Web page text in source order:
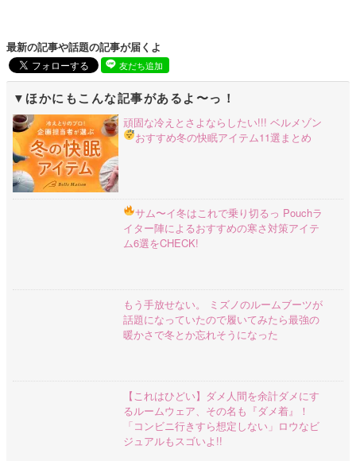
最新の記事や話題の記事が届くよ
友だち追加
ほかにもこんな記事があるよ〜っ！
頑固な冷えとさよならしたい!!! ベルメゾン
おすすめ冬の快眠アイテム11選まとめ
サム〜イ冬はこれで乗り切るっ Pouchラ
イター陣によるおすすめの寒さ対策アイテ
ム6選をCHECK!
もう手放せない。 ミズノのルームブーツが
話題になっていたので履いてみたら最強の
暖かさで冬とか忘れそうになった
【これはひどい】ダメ人間を余計ダメにす
るルームウェア、その名も『ダメ着』！
「コンビニ行きすら想定しない」ロウなビ
ジュアルもスゴいよ!!